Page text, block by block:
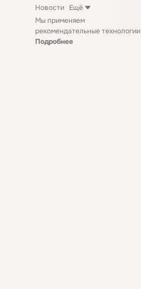
Новости Ещё
Мы применяем
рекомендательные технологии
Подробнее